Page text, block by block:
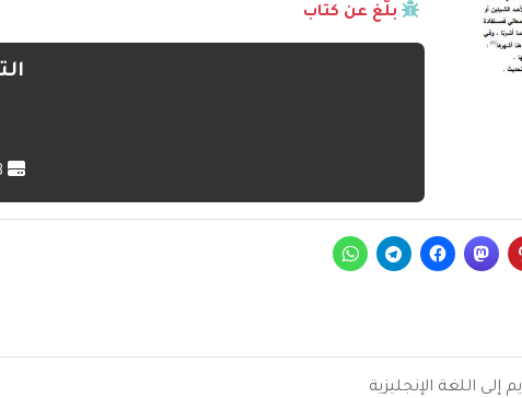
بلّغ عن كتاب
إلى اللغة الإنجليزية